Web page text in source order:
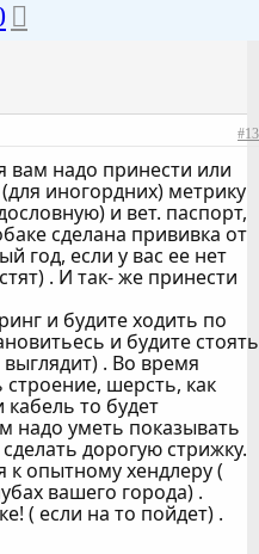
#13
вам надо принести или
иногордних) метрику
и вет. паспорт,
сделана прививка от
год, если у вас ее нет
. И так- же принести
и будите ходить по
и будите стоять
выглядит) . Во время
строение, шерсть, как
кабель то будет
надо уметь показывать
дорогую стрижку.
к опытному хендлеру (
вашего города) .
( если на то пойдет) .